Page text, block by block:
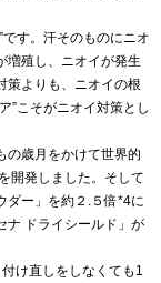
す。汗そのものにニオ
増殖し、ニオイが発生
策よりも、ニオイの根
”こそがニオイ対策とし
の歳月をかけて世界的
開発しました。そして
ダー」を約２.５倍*4に
ナ ドライシールド」が
け直しをしなくても1